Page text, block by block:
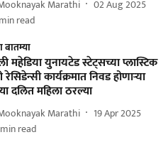
Marathi
02 Aug 2025
min read
बातम्या
महेडिया युनायटेड स्टेट्सच्या प्लास्टिक
रेसिडेन्सी कार्यक्रमात निवड होणाऱ्या
दलित महिला ठरल्या
Marathi
19 Apr 2025
min read